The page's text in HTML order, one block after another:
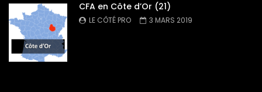
CFA en Côte d’Or (21)
LE CÔTÉ PRO 3 MARS 2019